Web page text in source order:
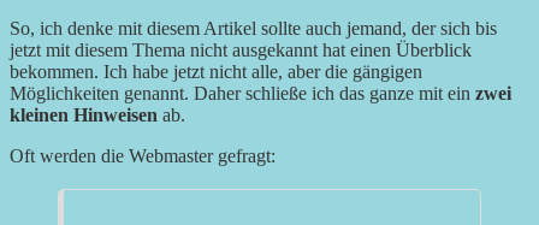
So, ich denke mit diesem Artikel sollte auch jemand, der sich bis
jetzt mit diesem Thema nicht ausgekannt hat einen Überblick
bekommen. Ich habe jetzt nicht alle, aber die gängigen
Möglichkeiten genannt. Daher schließe ich das ganze mit ein zwei
kleinen Hinweisen ab.
Oft werden die Webmaster gefragt: